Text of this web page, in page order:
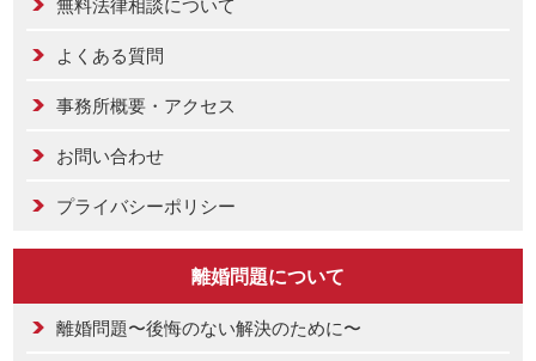
よくある質問
事務所概要・アクセス
お問い合わせ
プライバシーポリシー
離婚問題について
離婚問題〜後悔のない解決のために〜